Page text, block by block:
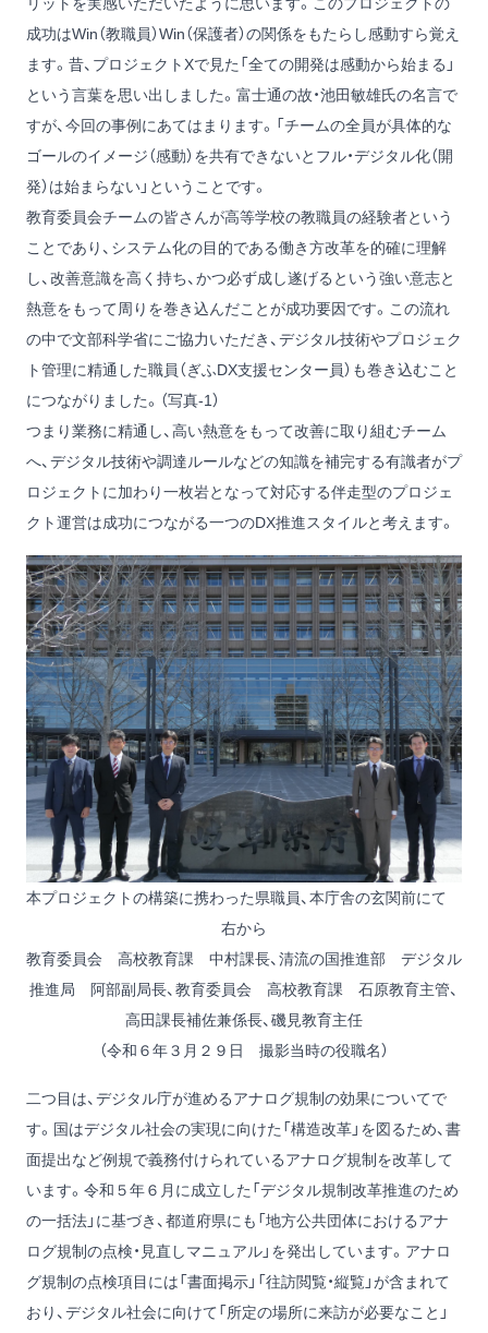
リットを実感いただいたように思います。このプロジェクトの
成功はWin（教職員）Win（保護者）の関係をもたらし感動すら覚え
ます。昔、プロジェクトXで見た「全ての開発は感動から始まる」
という言葉を思い出しました。富士通の故・池田敏雄氏の名言で
すが、今回の事例にあてはまります。「チームの全員が具体的な
ゴールのイメージ（感動）を共有できないとフル・デジタル化（開
発）は始まらない」ということです。
教育委員会チームの皆さんが高等学校の教職員の経験者という
ことであり、システム化の目的である働き方改革を的確に理解
し、改善意識を高く持ち、かつ必ず成し遂げるという強い意志と
熱意をもって周りを巻き込んだことが成功要因です。この流れ
の中で文部科学省にご協力いただき、デジタル技術やプロジェク
ト管理に精通した職員（ぎふDX支援センター員）も巻き込むこと
につながりました。（写真-1）
つまり業務に精通し、高い熱意をもって改善に取り組むチーム
へ、デジタル技術や調達ルールなどの知識を補完する有識者がプ
ロジェクトに加わり一枚岩となって対応する伴走型のプロジェ
クト運営は成功につながる一つのDX推進スタイルと考えます。
本プロジェクトの構築に携わった県職員、本庁舎の玄関前にて
右から
教育委員会 高校教育課 中村課長、清流の国推進部 デジタル
推進局 阿部副局長、教育委員会 高校教育課 石原教育主管、
高田課長補佐兼係長、磯見教育主任
（令和６年３月２９日 撮影当時の役職名）
二つ目は、デジタル庁が進めるアナログ規制の効果についてで
す。国はデジタル社会の実現に向けた「構造改革」を図るため、書
面提出など例規で義務付けられているアナログ規制を改革して
います。令和５年６月に成立した「デジタル規制改革推進のため
の一括法」に基づき、都道府県にも「地方公共団体におけるアナ
ログ規制の点検・見直しマニュアル」を発出しています。アナロ
グ規制の点検項目には「書面掲示」「往訪閲覧・縦覧」が含まれて
おり、デジタル社会に向けて「所定の場所に来訪が必要なこと」